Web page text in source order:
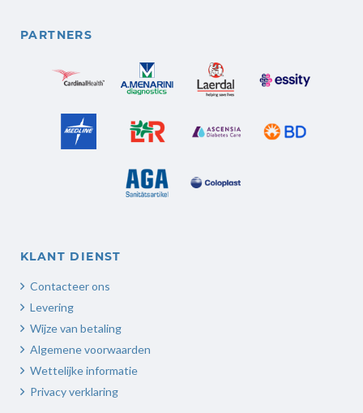
PARTNERS
KLANT DIENST
Contacteer ons
Levering
Wijze van betaling
Algemene voorwaarden
Wettelijke informatie
Privacy verklaring